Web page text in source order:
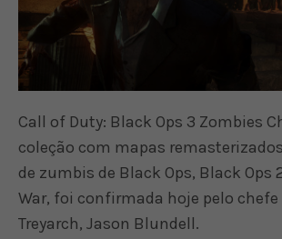
Call of Duty: Black Ops 3 Zombies
coleção com mapas
de zumbis de Black Ops, Black Ops
War, foi confirmada hoje pelo
Treyarch, Jason Blundell.